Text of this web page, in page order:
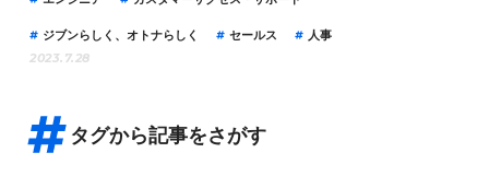
ジブンらしく、オトナらしく
セールス
人事
2023.7.28
タグから記事をさがす